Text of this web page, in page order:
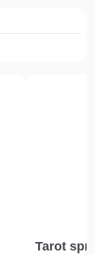
Tarot